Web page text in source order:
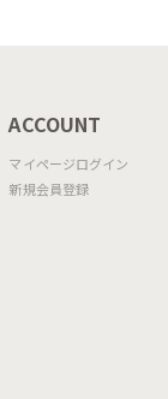
ACCOUNT
マイページログイン
新規会員登録